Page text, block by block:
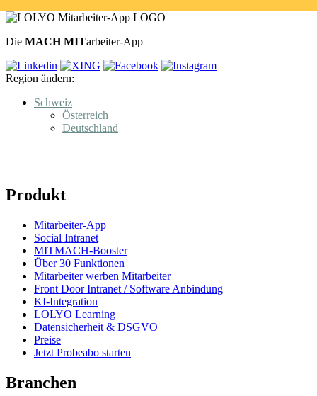
Die MACH MITarbeiter-App
Region ändern:
Schweiz
Österreich
Deutschland
Produkt
Mitarbeiter-App
Social Intranet
MITMACH-Booster
Über 30 Funktionen
Mitarbeiter werben Mitarbeiter
Front Door Intranet / Software Anbindung
KI-Integration
LOLYO Learning
Datensicherheit & DSGVO
Preise
Jetzt Probeabo starten
Branchen